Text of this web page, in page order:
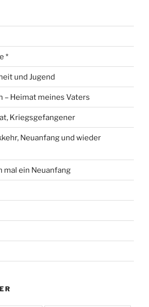
*
und Jugend
– Heimat meines Vaters
Kriegsgefangener
Neuanfang und wieder
mal ein Neuanfang